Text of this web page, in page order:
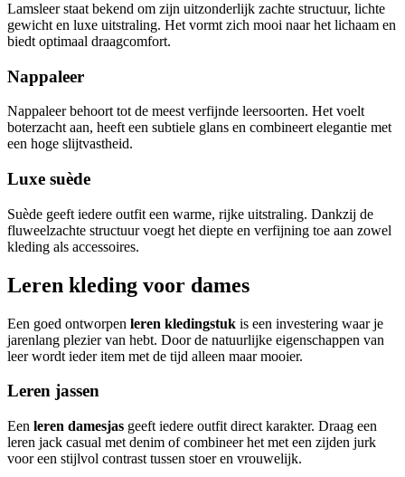
Lamsleer staat bekend om zijn uitzonderlijk zachte structuur, lichte
gewicht en luxe uitstraling. Het vormt zich mooi naar het lichaam en
biedt optimaal draagcomfort.
Nappaleer
Nappaleer behoort tot de meest verfijnde leersoorten. Het voelt
boterzacht aan, heeft een subtiele glans en combineert elegantie met
een hoge slijtvastheid.
Luxe suède
Suède geeft iedere outfit een warme, rijke uitstraling. Dankzij de
fluweelzachte structuur voegt het diepte en verfijning toe aan zowel
kleding als accessoires.
Leren kleding voor dames
Een goed ontworpen leren kledingstuk is een investering waar je
jarenlang plezier van hebt. Door de natuurlijke eigenschappen van
leer wordt ieder item met de tijd alleen maar mooier.
Leren jassen
Een leren damesjas geeft iedere outfit direct karakter. Draag een
leren jack casual met denim of combineer het met een zijden jurk
voor een stijlvol contrast tussen stoer en vrouwelijk.